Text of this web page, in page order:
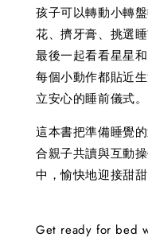
孩子可以轉動小轉
花、擠牙膏、挑選
最後一起看看星星
每個小動作都貼近
立安心的睡前儀式。
這本書把準備睡覺
合親子共讀與互動
中，愉快地迎接甜甜
Get ready for bed